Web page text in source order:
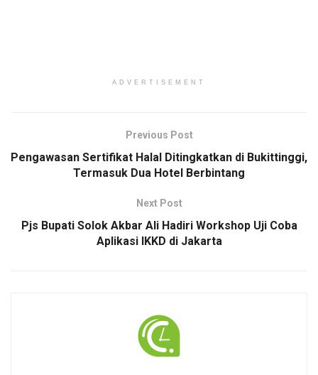
ADVERTISEMENT
Previous Post
Pengawasan Sertifikat Halal Ditingkatkan di Bukittinggi,
Termasuk Dua Hotel Berbintang
Next Post
Pjs Bupati Solok Akbar Ali Hadiri Workshop Uji Coba
Aplikasi IKKD di Jakarta